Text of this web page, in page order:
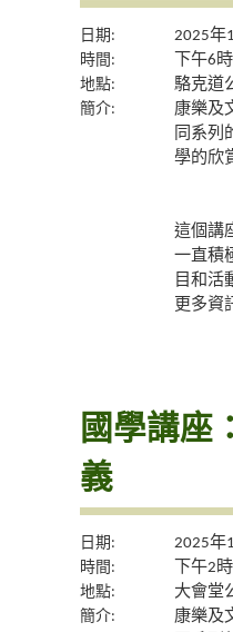
日期:
2025年
時間:
下午6
地點:
駱克道
簡介:
康樂及
同系列
學的欣
這個講
一直積
目和活
更多資
國學講座
義
日期:
2025年
時間:
下午2
地點:
大會堂
簡介:
康樂及